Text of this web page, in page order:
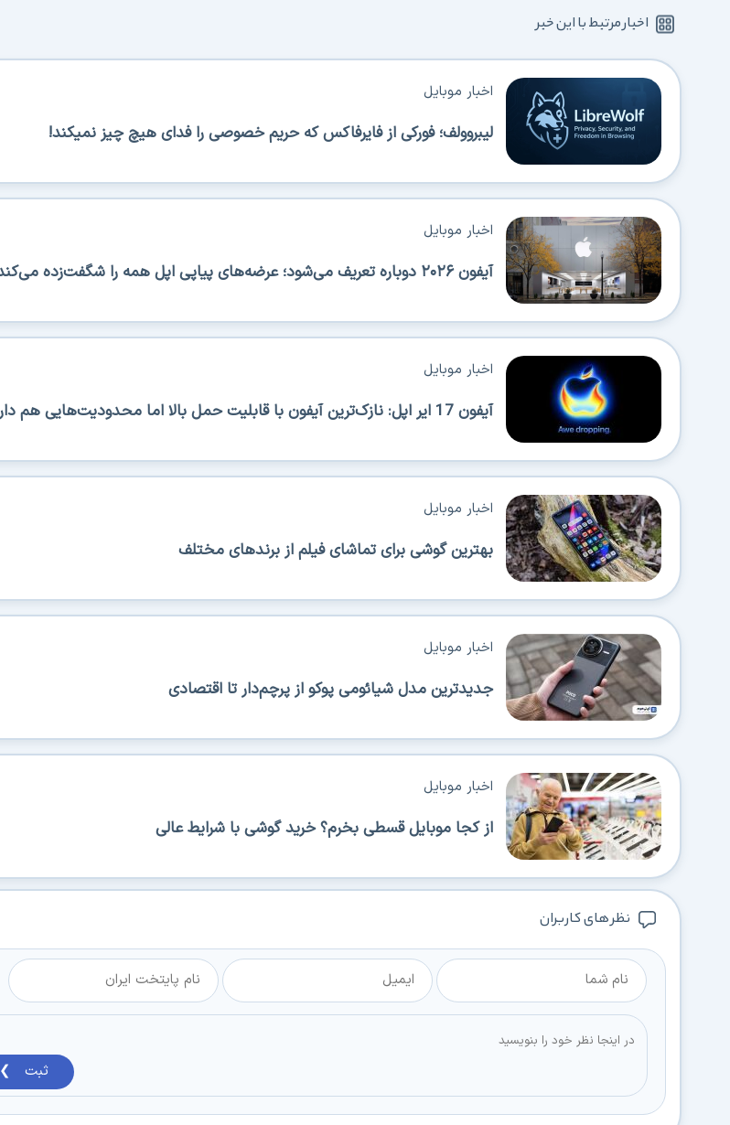
اخبار مرتبط با این خبر
لیبروولف؛ فورکی از فایرفاکس که حریم خصوصی را فدای هیچ چیز نمیکند!
اخبار موبایل
آیفون ۲۰۲۶ دوباره تعریف می‌شود؛ عرضه‌های پیاپی اپل همه را شگفت‌زده می‌کند!
اخبار موبایل
آیفون 17 ایر اپل: نازک‌ترین آیفون با قابلیت حمل بالا اما محدودیت‌هایی هم دارد
اخبار موبایل
بهترین گوشی برای تماشای فیلم از برندهای مختلف
اخبار موبایل
جدیدترین مدل شیائومی پوکو از پرچم‌دار تا اقتصادی
اخبار موبایل
از کجا موبایل قسطی بخرم؟ خرید گوشی با شرایط عالی
اخبار موبایل
نظر های کاربران
ثبت ❯